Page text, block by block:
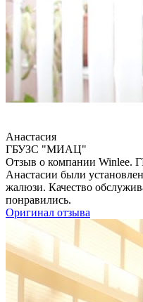
Анастасия
ГБУЗС "МИАЦ"
Отзыв о компании
Анастасии были
жалюзи. Качество
понравились.
Оригинал отзыва